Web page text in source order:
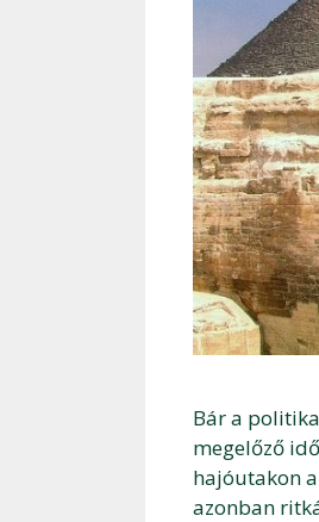
Bár a
megelőző
hajóutakon
azonban